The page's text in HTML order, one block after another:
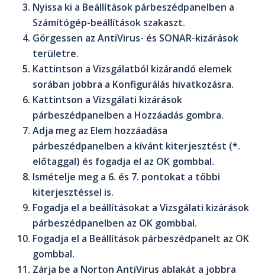
Nyissa ki a Beállítások párbeszédpanelben a
Számítógép-beállítások szakaszt.
Görgessen az AntiVirus- és SONAR-kizárások
területre.
Kattintson a Vizsgálatból kizárandó elemek
sorában jobbra a Konfigurálás hivatkozásra.
Kattintson a Vizsgálati kizárások
párbeszédpanelben a Hozzáadás gombra.
Adja meg az Elem hozzáadása
párbeszédpanelben a kívánt kiterjesztést (*.
előtaggal) és fogadja el az OK gombbal.
Ismételje meg a 6. és 7. pontokat a többi
kiterjesztéssel is.
Fogadja el a beállításokat a Vizsgálati kizárások
párbeszédpanelben az OK gombbal.
Fogadja el a Beállítások párbeszédpanelt az OK
gombbal.
Zárja be a Norton AntiVirus ablakát a jobbra